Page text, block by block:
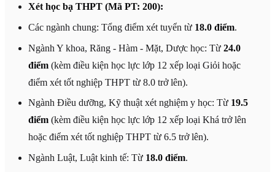
Xét học bạ THPT (Mã PT: 200):
Các ngành chung: Tổng điểm xét tuyển từ 18.0 điểm.
Ngành Y khoa, Răng - Hàm - Mặt, Dược học: Từ 24.0
điểm(kèm điều kiện học lực lớp 12 xếp loại Giỏi hoặc
điểm xét tốt nghiệp THPT từ 8.0 trở lên).
Ngành Điều dưỡng, Kỹ thuật xét nghiệm y học: Từ 19.5
điểm(kèm điều kiện học lực lớp 12 xếp loại Khá trở lên
hoặc điểm xét tốt nghiệp THPT từ 6.5 trở lên).
Ngành Luật, Luật kinh tế: Từ 18.0 điểm.